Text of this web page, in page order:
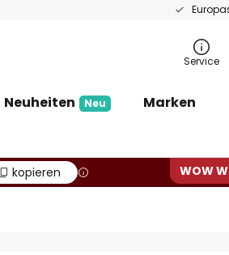
Service
Neuheiten Neu Marken
kopieren WOW